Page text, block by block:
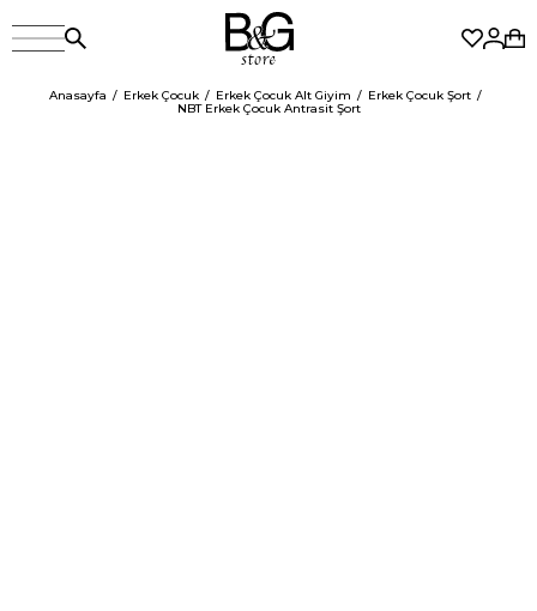
Anasayfa Erkek Çocuk Erkek Çocuk Alt Giyim
Erkek Çocuk Şort
NBT Erkek Çocuk Antrasit Şort